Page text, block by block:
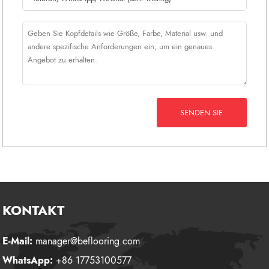
SENDEN SIE
KONTAKT
E-Mail: manager@beflooring.com
WhatsApp: +86 17753100577